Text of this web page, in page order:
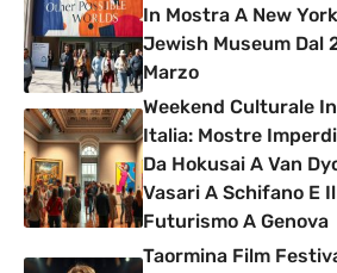
In Mostra A New
Jewish Museum Dal
Marzo
Weekend Culturale In
Italia: Mostre
Da Hokusai A Van
Vasari A Schifano E Il
Futurismo A Genova
Taormina Film